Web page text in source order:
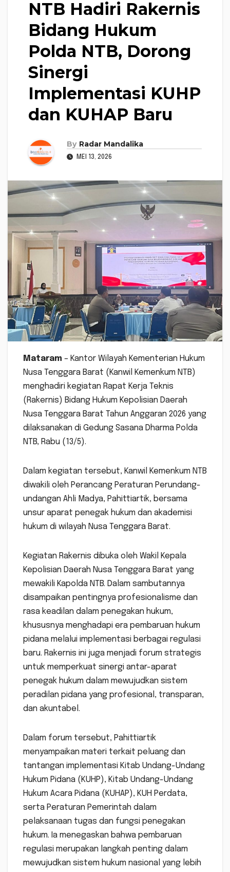
NTB Hadiri Rakernis
Bidang Hukum
Polda NTB, Dorong
Sinergi
Implementasi KUHP
dan KUHAP Baru
By Radar Mandalika
MEI 13, 2026
Mataram – Kantor Wilayah Kementerian Hukum
Nusa Tenggara Barat (Kanwil Kemenkum NTB)
menghadiri kegiatan Rapat Kerja Teknis
(Rakernis) Bidang Hukum Kepolisian Daerah
Nusa Tenggara Barat Tahun Anggaran 2026 yang
dilaksanakan di Gedung Sasana Dharma Polda
NTB, Rabu (13/5).
Dalam kegiatan tersebut, Kanwil Kemenkum NTB
diwakili oleh Perancang Peraturan Perundang-
undangan Ahli Madya, Pahittiartik, bersama
unsur aparat penegak hukum dan akademisi
hukum di wilayah Nusa Tenggara Barat.
Kegiatan Rakernis dibuka oleh Wakil Kepala
Kepolisian Daerah Nusa Tenggara Barat yang
mewakili Kapolda NTB. Dalam sambutannya
disampaikan pentingnya profesionalisme dan
rasa keadilan dalam penegakan hukum,
khususnya menghadapi era pembaruan hukum
pidana melalui implementasi berbagai regulasi
baru. Rakernis ini juga menjadi forum strategis
untuk memperkuat sinergi antar-aparat
penegak hukum dalam mewujudkan sistem
peradilan pidana yang profesional, transparan,
dan akuntabel.
Dalam forum tersebut, Pahittiartik
menyampaikan materi terkait peluang dan
tantangan implementasi Kitab Undang-Undang
Hukum Pidana (KUHP), Kitab Undang-Undang
Hukum Acara Pidana (KUHAP), KUH Perdata,
serta Peraturan Pemerintah dalam
pelaksanaan tugas dan fungsi penegakan
hukum. Ia menegaskan bahwa pembaruan
regulasi merupakan langkah penting dalam
mewujudkan sistem hukum nasional yang lebih